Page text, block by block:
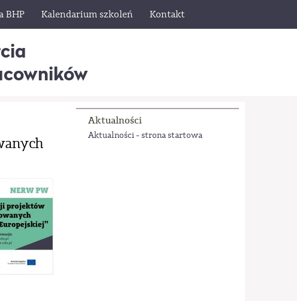
BHP Kalendarium szkoleń Kontakt
Aktualności
Aktualności - strona startowa